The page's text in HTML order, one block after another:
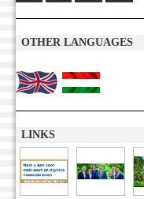
OTHER LANGUAGES
LINKS